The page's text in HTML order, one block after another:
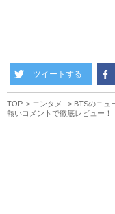
ツイートする
TOP エンタメ
BTSのニュ
熱いコメントで徹底レビュー！